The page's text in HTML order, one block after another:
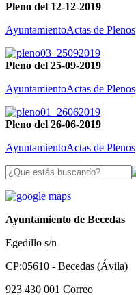
Pleno del 12-12-2019
AyuntamientoActas de Plenos
Pleno del 25-09-2019
AyuntamientoActas de Plenos
Pleno del 26-06-2019
AyuntamientoActas de Plenos
Ayuntamiento de Becedas
Egedillo s/n
CP:05610 - Becedas (Ávila)
923 430 001 Correo